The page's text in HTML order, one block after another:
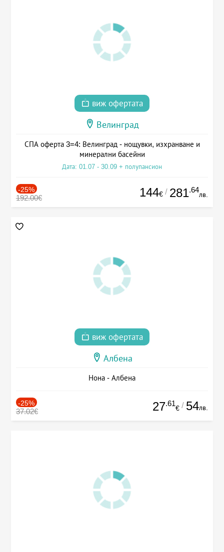
виж офертата
Велинград
СПА оферта 3=4: Велинград - нощувки, изхранване и
минерални басейни
Дата: 01.07 - 30.09 + полупансион
-25%
192.00€ 144€ / 281.64
лв.
виж офертата
Албена
Нона - Албена
-25%
37.02€ 27.61
€ / 54лв.